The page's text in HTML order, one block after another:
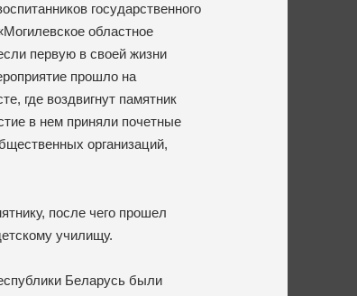
государственного
областное
первую в своей жизни
прошло на
где воздвигнут памятник
в нем приняли почетные
организаций,
после чего прошел
училищу.
Беларусь были